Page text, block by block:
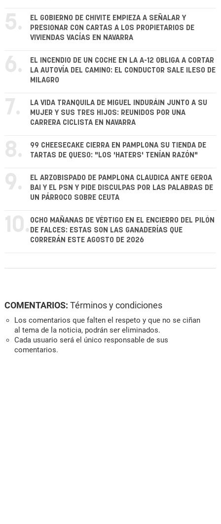
5.
EL GOBIERNO DE CHIVITE EMPIEZA A SEÑALAR Y
PRESIONAR CON CARTAS A LOS PROPIETARIOS DE
VIVIENDAS VACÍAS EN NAVARRA
6.
EL INCENDIO DE UN COCHE EN LA A-12 OBLIGA A CORTAR
LA AUTOVÍA DEL CAMINO: EL CONDUCTOR SALE ILESO DE
MILAGRO
7.
LA VIDA TRANQUILA DE MIGUEL INDURÁIN JUNTO A SU
MUJER Y SUS TRES HIJOS: REUNIDOS POR UNA
CARRERA CICLISTA EN NAVARRA
8.
99 CHEESECAKE CIERRA EN PAMPLONA SU TIENDA DE
TARTAS DE QUESO: "LOS 'HATERS' TENÍAN RAZÓN"
9.
EL ARZOBISPADO DE PAMPLONA CLAUDICA ANTE GEROA
BAI Y EL PSN Y PIDE DISCULPAS POR LAS PALABRAS DE
UN PÁRROCO SOBRE CEUTA
10. OCHO MAÑANAS DE VÉRTIGO EN EL ENCIERRO DEL PILÓN
DE FALCES: ESTAS SON LAS GANADERÍAS QUE
CORRERÁN ESTE AGOSTO DE 2026
COMENTARIOS: Términos y condiciones
Los comentarios que falten el respeto y que no se ciñan
al tema de la noticia, podrán ser eliminados.
Cada usuario será el único responsable de sus
comentarios.